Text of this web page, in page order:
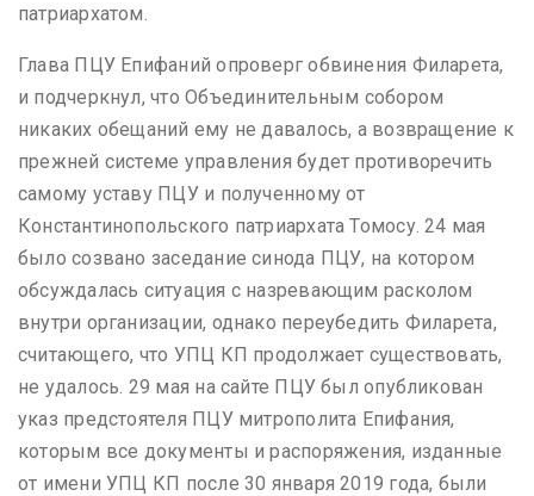
патриархатом.
Глава ПЦУ Епифаний опроверг обвинения Филарета,
и подчеркнул, что Объединительным собором
никаких обещаний ему не давалось, а возвращение к
прежней системе управления будет противоречить
самому уставу ПЦУ и полученному от
Константинопольского патриархата Томосу. 24 мая
было созвано заседание синода ПЦУ, на котором
обсуждалась ситуация с назревающим расколом
внутри организации, однако переубедить Филарета,
считающего, что УПЦ КП продолжает существовать,
не удалось. 29 мая на сайте ПЦУ был опубликован
указ предстоятеля ПЦУ митрополита Епифания,
которым все документы и распоряжения, изданные
от имени УПЦ КП после 30 января 2019 года, были